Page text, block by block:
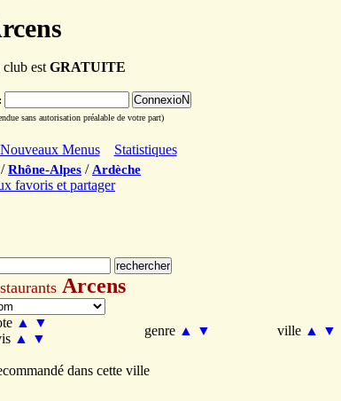
est GRATUITE
sans autorisation préalable de votre part)
Nouveaux Menus
Statistiques
/Rhône-Alpes / Ardèche
Arcens
▲
▼
▲ ▼
genre ▲ ▼ ville ▲ ▼
dans cette ville